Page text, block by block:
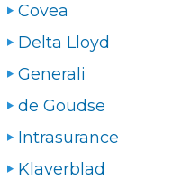
Covea
Delta Lloyd
Generali
de Goudse
Intrasurance
Klaverblad